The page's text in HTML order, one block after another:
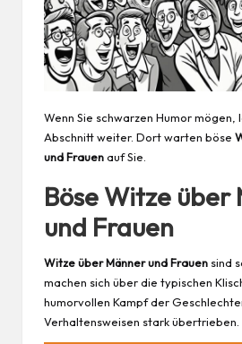
Wenn Sie schwarzen Humor mögen,
Abschnitt weiter. Dort warten böse
und Frauenauf Sie.
Böse Witze über
und Frauen
Witze über Männer und Frauen sind
machen sich über die typischen
humorvollen Kampf der
Verhaltensweisen stark übertrieben.